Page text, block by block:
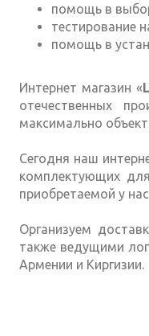
помощь в
тестирование
помощь в
Интернет магазин «
отечественных
максимально
Сегодня наш
комплектующих
приобретаемой у
Организуем
также ведущими
Армении и Киргизии.